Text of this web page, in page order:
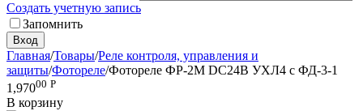
Создать учетную запись
Запомнить
Вход
Главная/Товары/Реле контроля, управления и
защиты/Фотореле/Фотореле ФР-2М DC24В УХЛ4 с ФД-3-1
1,97000 Р
В корзину